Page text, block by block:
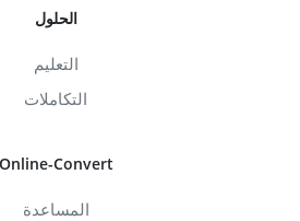
الحلول
التعليم
التكاملات
Online-Convert
المساعدة